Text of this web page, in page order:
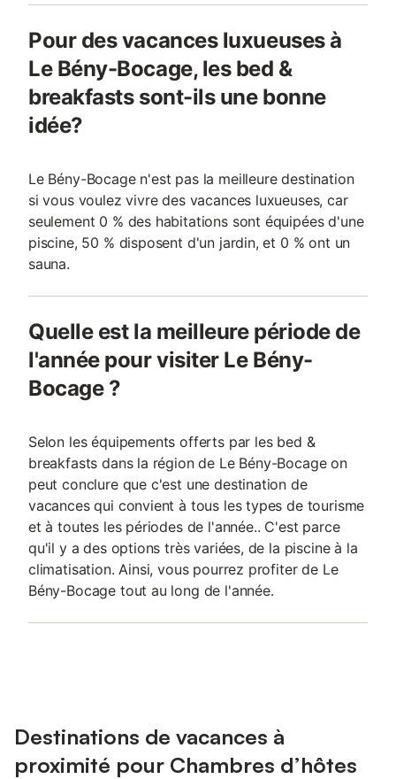
Pour des vacances luxueuses à
Le Bény-Bocage, les bed &
breakfasts sont-ils une bonne
idée?
Le Bény-Bocage n'est pas la meilleure destination
si vous voulez vivre des vacances luxueuses, car
seulement 0 % des habitations sont équipées d'une
piscine, 50 % disposent d'un jardin, et 0 % ont un
sauna.
Quelle est la meilleure période de
l'année pour visiter Le Bény-
Bocage ?
Selon les équipements offerts par les bed &
breakfasts dans la région de Le Bény-Bocage on
peut conclure que c'est une destination de
vacances qui convient à tous les types de tourisme
et à toutes les périodes de l'année.. C'est parce
qu'il y a des options très variées, de la piscine à la
climatisation. Ainsi, vous pourrez profiter de Le
Bény-Bocage tout au long de l'année.
Destinations de vacances à
proximité pour Chambres d’hôtes